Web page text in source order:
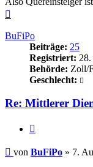
BuFiPo
Beiträge: 25
Registriert:
Behörde: Zoll/
Geschlecht:
Re: Mittlerer
Beitrag
von BuFiPo » 7.